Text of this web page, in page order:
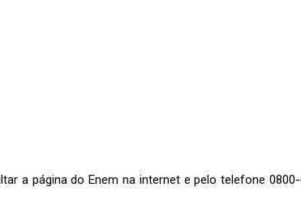
a página do Enem na internet e pelo telefone